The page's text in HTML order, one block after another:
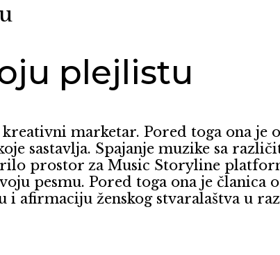
plejlistu
marketar. Pored toga ona je
sastavlja. Spajanje muzike sa
prostor za Music Storyline
pesmu. Pored toga ona je članica
i afirmaciju ženskog stvaralaštva u